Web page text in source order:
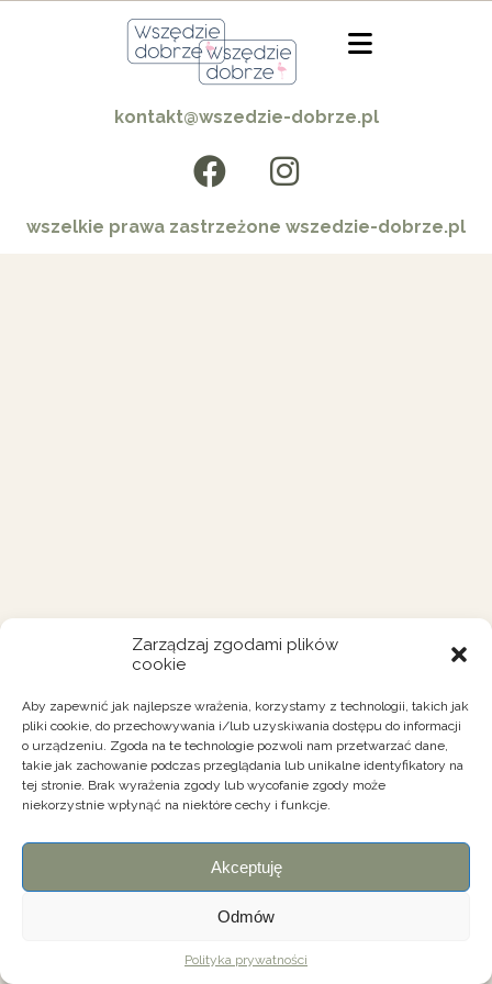
Zarządzaj zgodami plików
cookie
Aby zapewnić jak najlepsze wrażenia, korzystamy z technologii, takich jak
pliki cookie, do przechowywania i/lub uzyskiwania dostępu do informacji
o urządzeniu. Zgoda na te technologie pozwoli nam przetwarzać dane,
takie jak zachowanie podczas przeglądania lub unikalne identyfikatory na
tej stronie. Brak wyrażenia zgody lub wycofanie zgody może
niekorzystnie wpłynąć na niektóre cechy i funkcje.
Akceptuję
Odmów
Polityka prywatności
kontakt@wszedzie-dobrze.pl
wszelkie prawa zastrzeżone wszedzie-dobrze.pl